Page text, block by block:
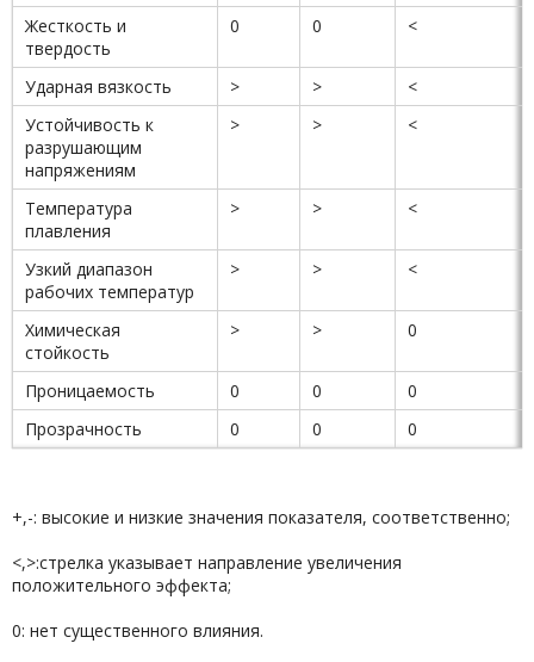
Жесткость и
твердость
0 0 <
Ударная вязкость > >
<
Устойчивость к
разрушающим
напряжениям
> > <
Температура
плавления
> > <
Узкий диапазон
рабочих температур
> > <
Химическая
стойкость
> > 0
Проницаемость 0 0
0
Прозрачность
0 0 0
+,-: высокие и низкие значения показателя, соответственно;
<,>:стрелка указывает направление увеличения
положительного эффекта;
0: нет существенного влияния.